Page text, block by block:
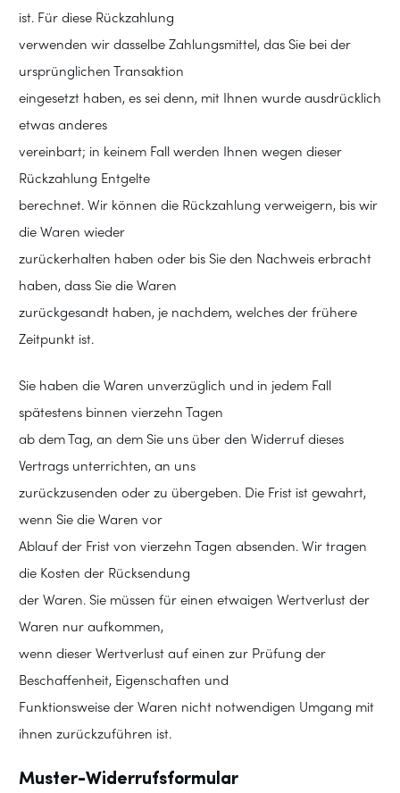
ist. Für diese Rückzahlung
verwenden wir dasselbe Zahlungsmittel, das Sie bei der
ursprünglichen Transaktion
eingesetzt haben, es sei denn, mit Ihnen wurde ausdrücklich
etwas anderes
vereinbart; in keinem Fall werden Ihnen wegen dieser
Rückzahlung Entgelte
berechnet. Wir können die Rückzahlung verweigern, bis wir
die Waren wieder
zurückerhalten haben oder bis Sie den Nachweis erbracht
haben, dass Sie die Waren
zurückgesandt haben, je nachdem, welches der frühere
Zeitpunkt ist.
Sie haben die Waren unverzüglich und in jedem Fall
spätestens binnen vierzehn Tagen
ab dem Tag, an dem Sie uns über den Widerruf dieses
Vertrags unterrichten, an uns
zurückzusenden oder zu übergeben. Die Frist ist gewahrt,
wenn Sie die Waren vor
Ablauf der Frist von vierzehn Tagen absenden. Wir tragen
die Kosten der Rücksendung
der Waren. Sie müssen für einen etwaigen Wertverlust der
Waren nur aufkommen,
wenn dieser Wertverlust auf einen zur Prüfung der
Beschaffenheit, Eigenschaften und
Funktionsweise der Waren nicht notwendigen Umgang mit
ihnen zurückzuführen ist.
Muster-Widerrufsformular